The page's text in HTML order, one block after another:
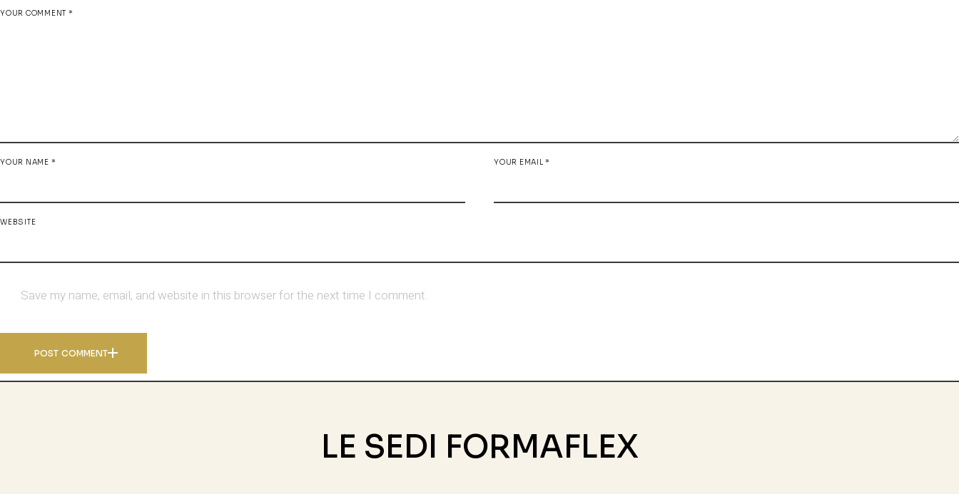
YOUR COMMENT *
YOUR NAME * YOUR EMAIL *
WEBSITE
Save my name, email, and website in this browser for the next time I comment.
POST COMMENT
LE SEDI FORMAFLEX